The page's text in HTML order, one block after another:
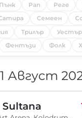
Пънк Рап Реге
Семеен
Трилър
Фентъзи Фолк
Август
Sultana